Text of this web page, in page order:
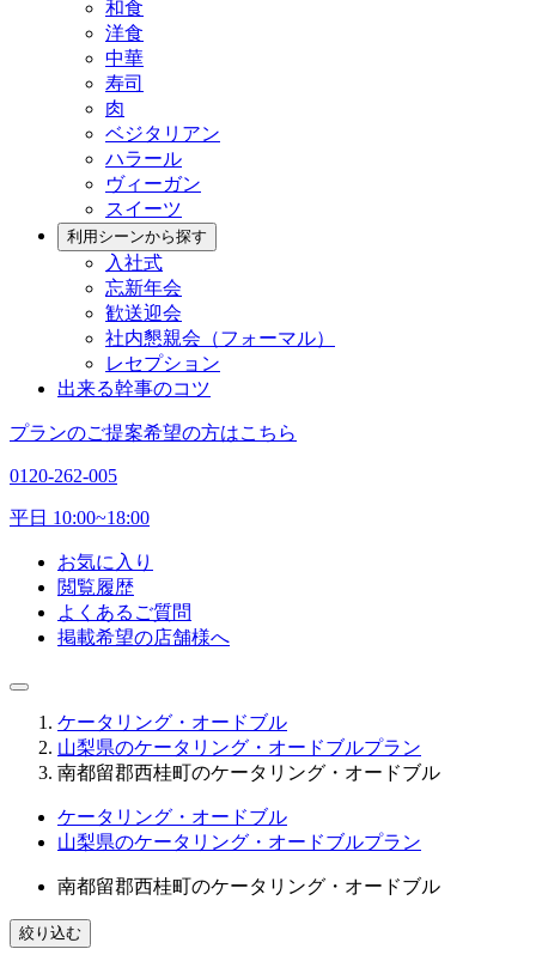
和食
洋食
中華
寿司
肉
ベジタリアン
ハラール
ヴィーガン
スイーツ
利用シーンから探す
入社式
忘新年会
歓送迎会
社内懇親会（フォーマル）
レセプション
出来る幹事のコツ
プランのご提案希望の方はこちら
0120-262-005
平日 10:00~18:00
お気に入り
閲覧履歴
よくあるご質問
掲載希望の店舗様へ
ケータリング・オードブル
山梨県のケータリング・オードブルプラン
南都留郡西桂町のケータリング・オードブル
ケータリング・オードブル
山梨県のケータリング・オードブルプラン
南都留郡西桂町のケータリング・オードブル
絞り込む